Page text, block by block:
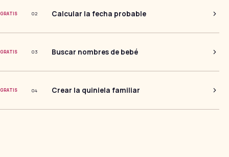
GRATIS 02 Calcular la fecha probable
GRATIS 03 Buscar nombres de bebé
GRATIS 04 Crear la quiniela familiar